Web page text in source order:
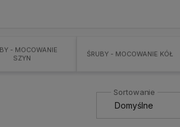
- MOCOWANIE
SZYN
ŚRUBY - MOCOWANIE KÓŁ